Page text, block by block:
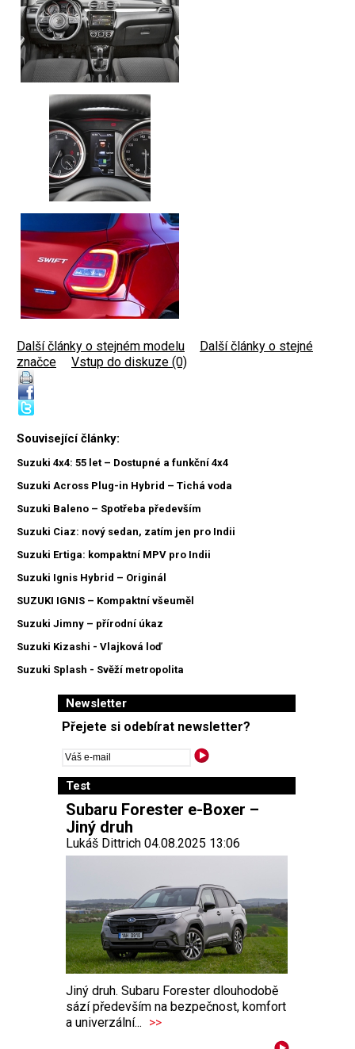
Další články o stejném modelu
Další články o stejné
značce
Vstup do diskuze (0)
Související články:
Suzuki 4x4: 55 let – Dostupné a funkční 4x4
Suzuki Across Plug-in Hybrid – Tichá voda
Suzuki Baleno – Spotřeba především
Suzuki Ciaz: nový sedan, zatím jen pro Indii
Suzuki Ertiga: kompaktní MPV pro Indii
Suzuki Ignis Hybrid – Originál
SUZUKI IGNIS – Kompaktní všeuměl
Suzuki Jimny – přírodní úkaz
Suzuki Kizashi - Vlajková loď
Suzuki Splash - Svěží metropolita
Newsletter
Přejete si odebírat newsletter?
Test
Subaru Forester e-Boxer –
Jiný druh
Lukáš Dittrich 04.08.2025 13:06
Jiný druh. Subaru Forester dlouhodobě
sází především na bezpečnost, komfort
a univerzální... >>